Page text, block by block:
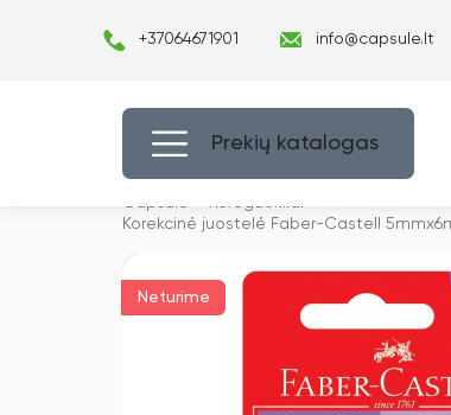
+37064671901 info@capsule.lt
Prekių katalogas
Capsulė Koreguokliai
Korekcinė juostelė Faber-Castell
Neturime